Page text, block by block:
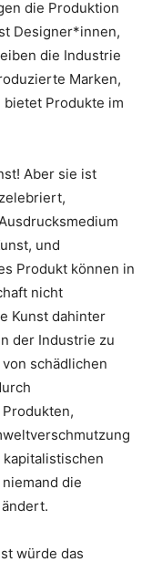
die Produktion
Designer*innen,
die Industrie
Marken,
bietet Produkte im
Aber sie ist
und
Produkt können in
nicht
Kunst dahinter
der Industrie zu
schädlichen
die
würde das